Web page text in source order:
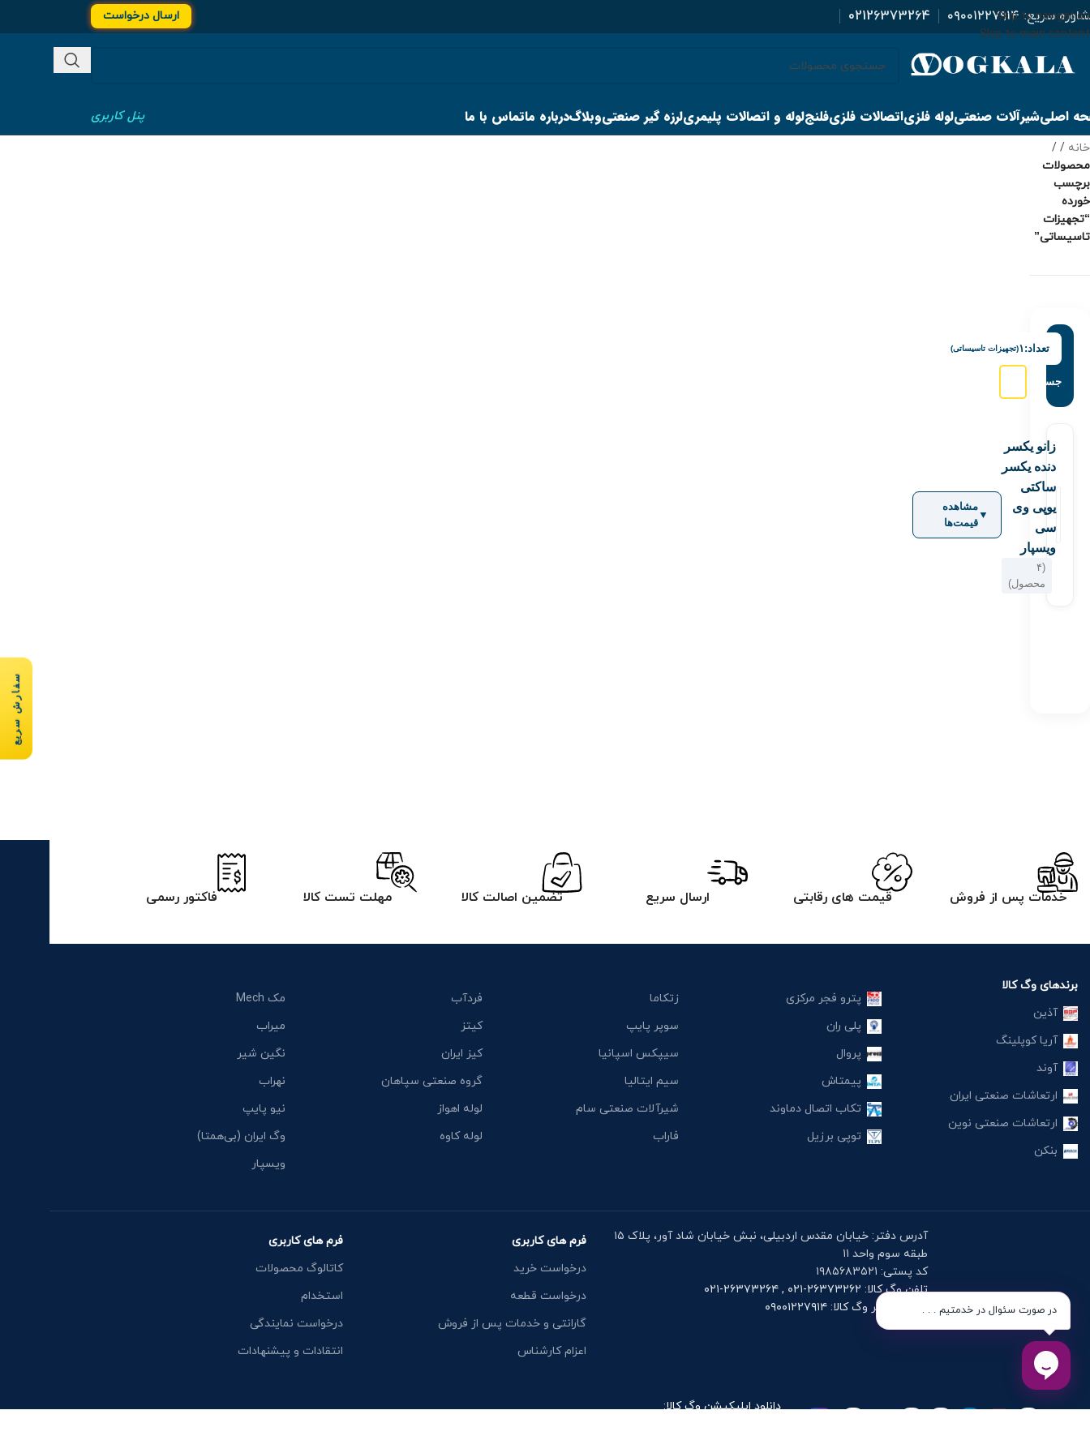
Skip to navigation
Skip to main content
سریع:۰۹۰۰۱۲۲۷۹۱۴ 02126373264 ارسال درخواست
اصلیشیرآلات صنعتیلوله فلزیاتصالات فلزیفلنجلوله و اتصالات پلیمریلرزه گیر صنعتیوبلاگدرباره ماتماس با ما پنل کاربری
خانه /
محصولات
برچسب
خورده
“تجهیزات
تاسیساتی”
تعداد: ۱(تجهیزات تاسیساتی)
جستجو:
زانو یکسر
دنده یکسر
ساکتی
یوپی وی
سی
ویسپار
(۴
محصول)
▼
مشاهده
قیمت‌ها
خدمات پس از فروش قیمت های رقابتی ارسال سریع تضمین اصالت کالا مهلت تست کالا فاکتور رسمی
برندهای وگ کالا
آذین
آریا کوپلینگ
آوند
ارتعاشات صنعتی ایران
ارتعاشات صنعتی نوین
بنکن
پترو فجر مرکزی
پلی ران
پروال
پیمتاش
تکاب اتصال دماوند
توپی برزیل
زتکاما
سوپر پایپ
سیپکس اسپانیا
سیم ایتالیا
شیرآلات صنعتی سام
فاراب
فردآب
کیتز
کیز ایران
گروه صنعتی سپاهان
لوله اهواز
لوله کاوه
مک Mech
میراب
نگین شیر
نهراب
نیو پایپ
وگ ایران (بی‌همتا)
ویسپار
آدرس دفتر: خیابان مقدس اردبیلی، نبش خیابان شاد آور، پلاک ۱۵
طبقه سوم واحد ۱۱
کد پستی: ۱۹۸۵۶۸۳۵۲۱
تلفن وگ کالا: ۲۶۳۷۳۲۶۲-۰۲۱ , ۲۶۳۷۳۲۶۴-۰۲۱
موبایل دفتر وگ کالا: ۰۹۰۰۱۲۲۷۹۱۴
فرم های کاربری
درخواست خرید
درخواست قطعه
گارانتی و خدمات پس از فروش
اعزام کارشناس
فرم های کاربری
کاتالوگ محصولات
استخدام
درخواست نمایندگی
انتقادات و پیشنهادات
دانلود اپلیکیشن وگ کالا:
در صورت سئوال در خدمتیم . . .
سفارش سریع